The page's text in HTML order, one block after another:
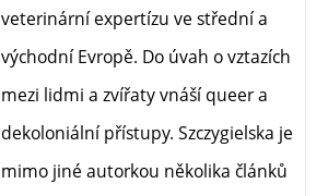
veterinární expertízu ve střední a
východní Evropě. Do úvah o vztazích
mezi lidmi a zvířaty vnáší queer a
dekoloniální přístupy. Szczygielska je
mimo jiné autorkou několika článků